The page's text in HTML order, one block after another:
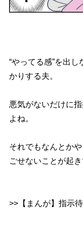
“やってる感”を出
かりする夫。
悪気がないだけに
よね。
それでもなんとか
ごせないことが起
>>【まんが】指示